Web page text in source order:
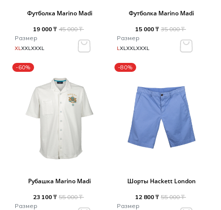
Футболка Marino Madi
19 000 ₸ 45 000 ₸
Размер
XLXXLXXXL
Футболка Marino Madi
15 000 ₸ 35 000 ₸
Размер
L XL XXL XXXL
-60%
Рубашка Marino Madi
23 100 ₸ 55 000 ₸
Размер
-80%
Шорты Hackett London
12 800 ₸ 55 000 ₸
Размер